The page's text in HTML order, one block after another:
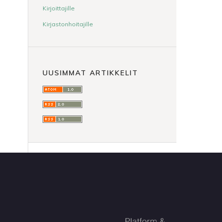
Kirjoittajille
Kirjastonhoitajille
UUSIMMAT ARTIKKELIT